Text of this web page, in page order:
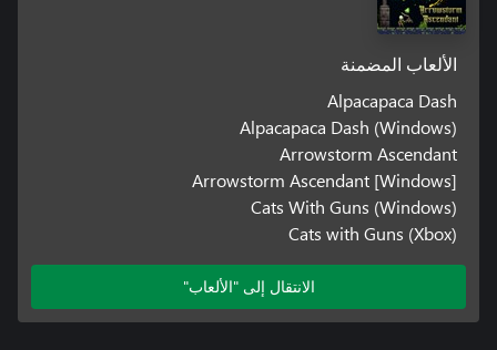
الألعاب المضمنة
Alpacapaca Dash
Alpacapaca Dash (Windows)
Arrowstorm Ascendant
Arrowstorm Ascendant [Windows]
Cats With Guns (Windows)
Cats with Guns (Xbox)
الانتقال إلى "الألعاب"